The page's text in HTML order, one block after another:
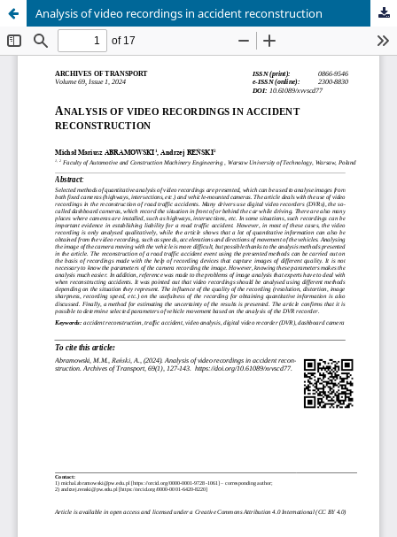
Analysis of video recordings in accident reconstruction